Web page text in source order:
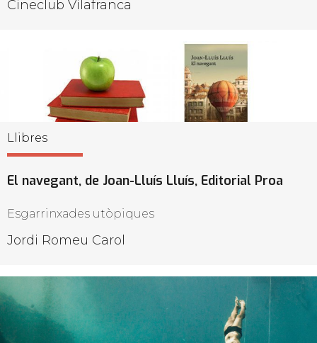
Cineclub Vilafranca
Llibres
El navegant, de Joan-Lluís Lluís, Editorial Proa
Esgarrinxades utòpiques
Jordi Romeu Carol